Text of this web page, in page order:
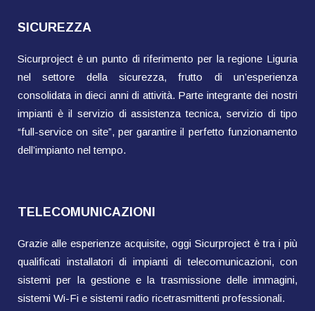
SICUREZZA
Sicurproject è un punto di riferimento per la regione Liguria
nel settore della sicurezza, frutto di un’esperienza
consolidata in dieci anni di attività. Parte integrante dei nostri
impianti è il servizio di assistenza tecnica, servizio di tipo
“full-service on site”, per garantire il perfetto funzionamento
dell’impianto nel tempo.
TELECOMUNICAZIONI
Grazie alle esperienze acquisite, oggi Sicurproject è tra i più
qualificati installatori di impianti di telecomunicazioni, con
sistemi per la gestione e la trasmissione delle immagini,
sistemi Wi-Fi e sistemi radio ricetrasmittenti professionali.